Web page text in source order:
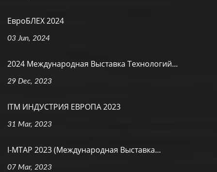
ЕвроБЛЕХ 2024
03 Jun, 2024
2024 Международная Выставка Технологий...
29 Dec, 2023
ITM ИНДУСТРИЯ ЕВРОПА 2023
31 Mar, 2023
I-MTAP 2023 (Международная Выставка...
07 Mar, 2023